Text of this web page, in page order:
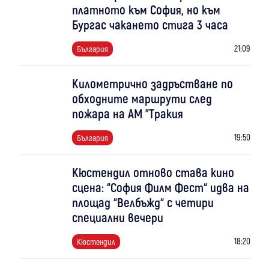
платното към София, но към
Бургас чакането стига 3 часа
България 21:09
Километрично задръстване по
обходните маршрути след
пожара на АМ "Тракия
България 19:50
Кюстендил отново става кино
сцена: “София Филм Фест“ идва на
площад “Велбъжд“ с четири
специални вечери
Кюстендил 18:20